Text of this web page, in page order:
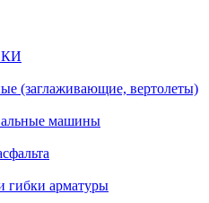
(заглаживающие, вертолеты)
машины
гибки арматуры